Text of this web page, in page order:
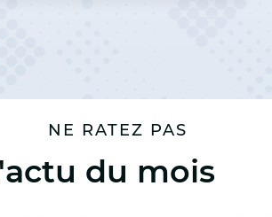
NE RATEZ PAS
du mois